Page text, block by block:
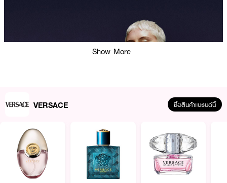
Show More
VERSACE ซื้อสินค้าแบรนด์นี้